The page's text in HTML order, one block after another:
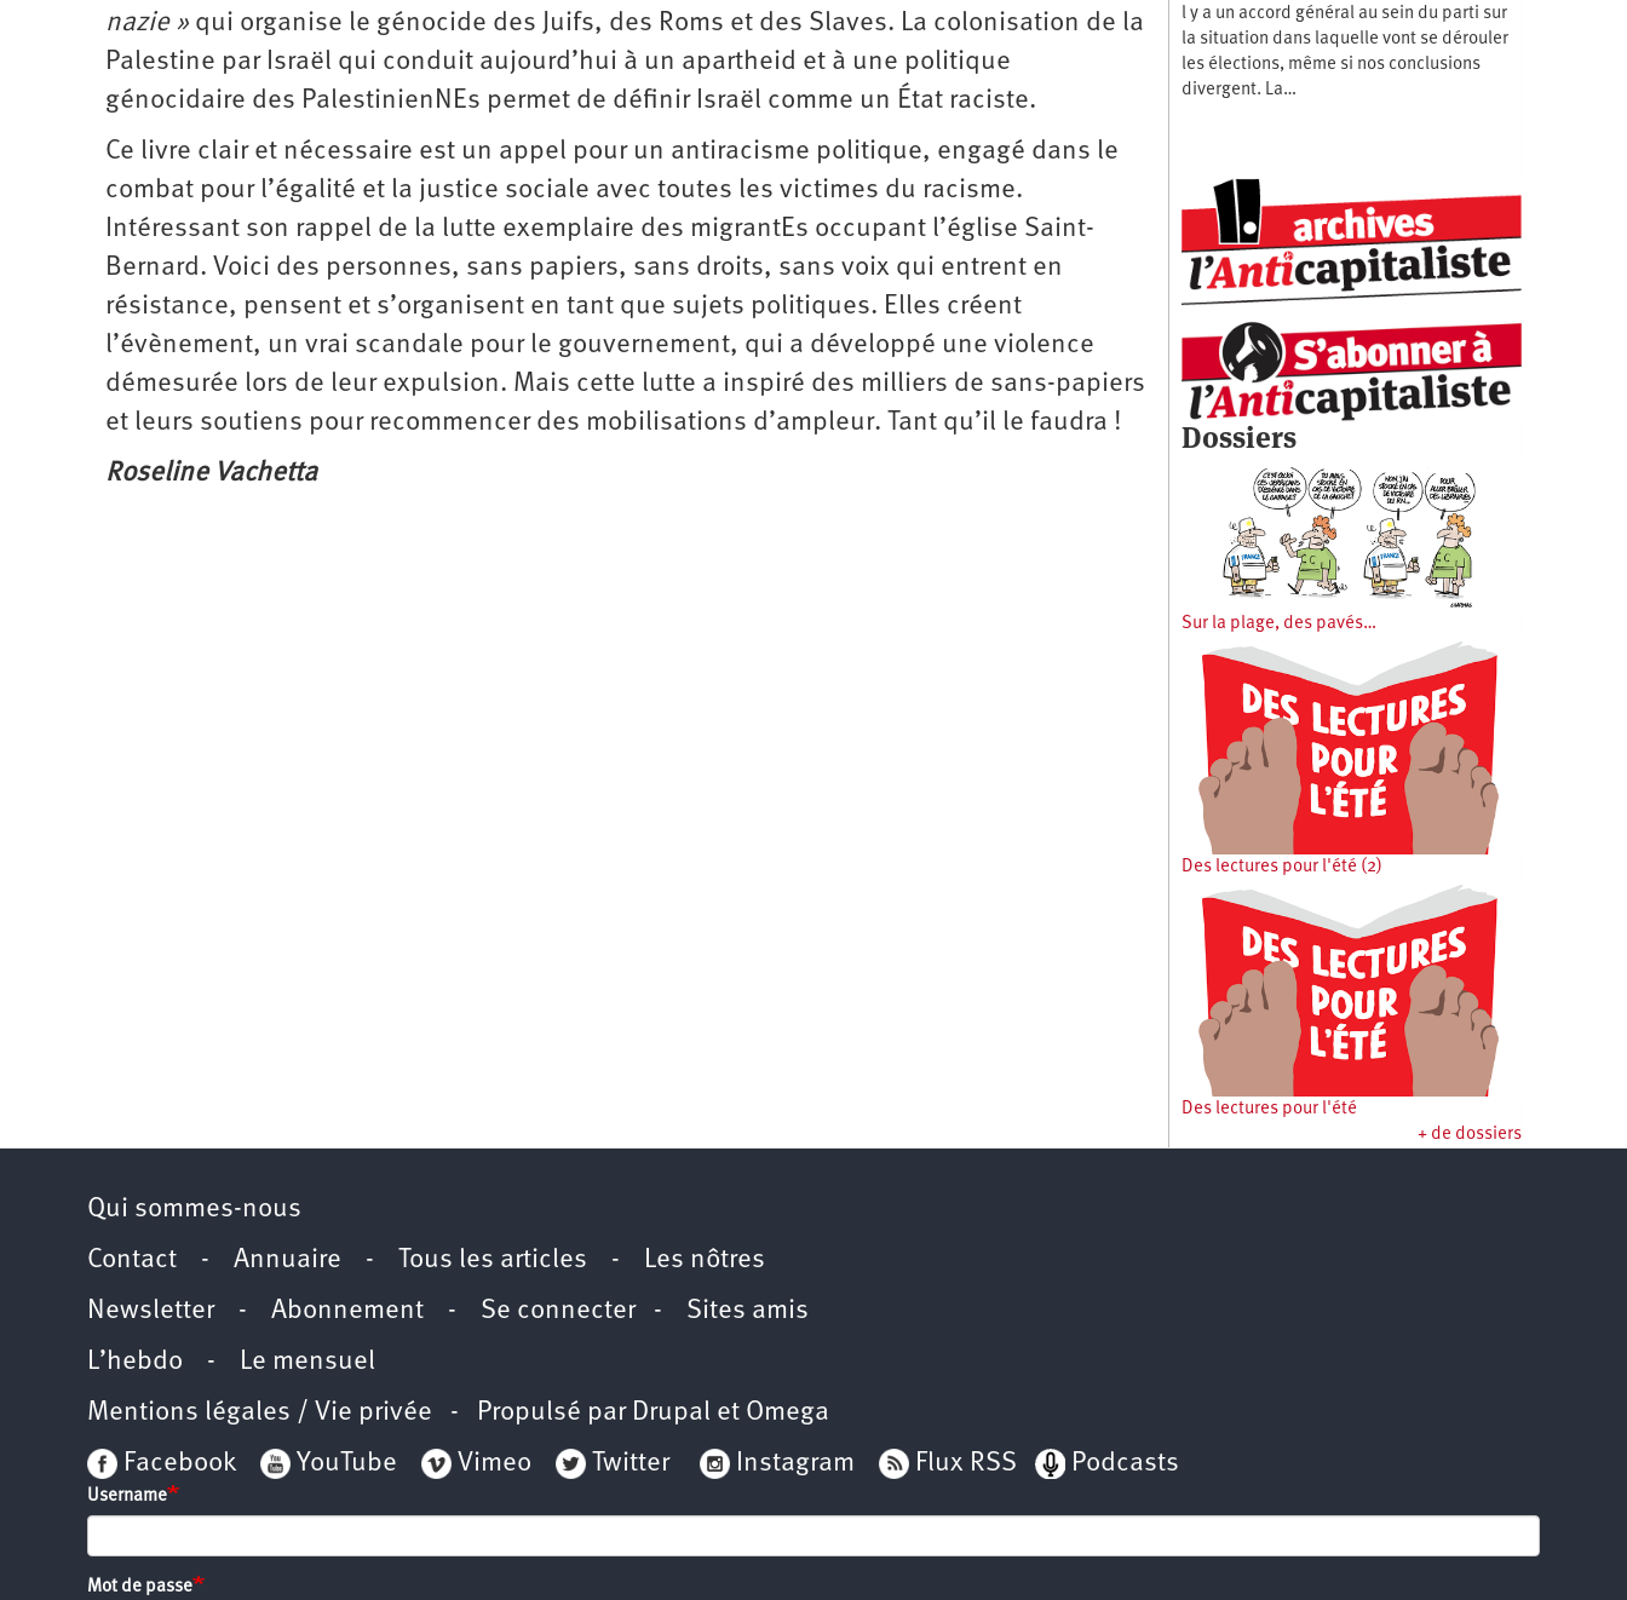
nazie » qui organise le génocide des Juifs, des Roms et des Slaves. La colonisation de la
Palestine par Israël qui conduit aujourd’hui à un apartheid et à une politique
génocidaire des PalestinienNEs permet de définir Israël comme un État raciste.
Ce livre clair et nécessaire est un appel pour un antiracisme politique, engagé dans le
combat pour l’égalité et la justice sociale avec toutes les victimes du racisme.
Intéressant son rappel de la lutte exemplaire des migrantEs occupant l’église Saint-
Bernard. Voici des personnes, sans papiers, sans droits, sans voix qui entrent en
résistance, pensent et s’organisent en tant que sujets politiques. Elles créent
l’évènement, un vrai scandale pour le gouvernement, qui a développé une violence
démesurée lors de leur expulsion. Mais cette lutte a inspiré des milliers de sans-papiers
et leurs soutiens pour recommencer des mobilisations d’ampleur. Tant qu’il le faudra !
Roseline Vachetta
l y a un accord général au sein du parti sur
la situation dans laquelle vont se dérouler
les élections, même si nos conclusions
divergent. La…
Dossiers
Sur la plage, des pavés…
Des lectures pour l'été (2)
Des lectures pour l'été
+ de dossiers
Qui sommes-nous
Contact - Annuaire - Tous les articles - Les nôtres
Newsletter- Abonnement - Se connecter- Sites amis
L’hebdo - Le mensuel
Mentions légales / Vie privée - Propulsé par Drupal et Omega
Facebook
YouTube Vimeo Twitter Instagram Flux RSS Podcasts
Username
Mot de passe